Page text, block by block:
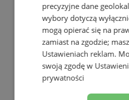
precyzyjne dane
wybory dotyczą
mogą opierać się na
zamiast na zgodzie;
Ustawieniach reklam.
swoją zgodę w
prywatności